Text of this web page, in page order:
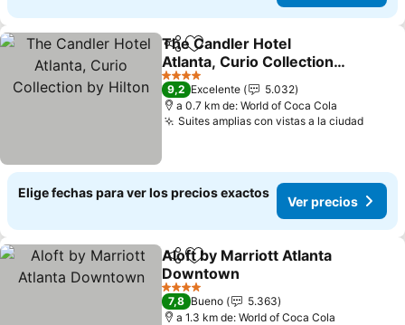
Compartir
Agregar a favoritos
The Candler Hotel
Atlanta, Curio Collection
by Hilton
4 Estrellas
9,2 Excelente
5.032
a 0.7 km de: World of Coca Cola
Suites amplias con vistas a la ciudad
Elige fechas para ver los precios exactos
Ver precios
CompartirAgregar a favoritos
Aloft by Marriott Atlanta
Downtown
4 Estrellas
7,8 Bueno
5.363
a 1.3 km de: World of Coca Cola